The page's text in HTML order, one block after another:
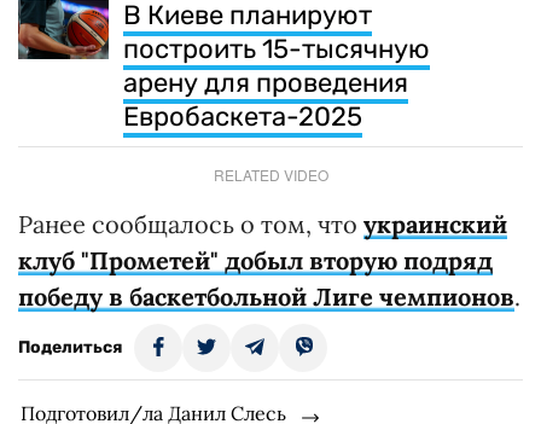
В Киеве планируют
построить 15-тысячную
арену для проведения
Евробаскета-2025
RELATED VIDEO
Ранее сообщалось о том, что украинский
клуб "Прометей" добыл вторую подряд
победу в баскетбольной Лиге чемпионов.
Поделиться
Подготовил/ла Данил Слесь